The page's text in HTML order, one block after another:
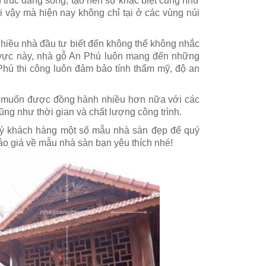
mà hiện nay không chỉ tại ở các vùng núi
nhà đầu tư biết đến không thể không nhắc
này, nhà gỗ An Phú luôn mang đến những
thi công luôn đảm bảo tính thẩm mỹ, độ an
được đồng hành nhiều hơn nữa với các
như thời gian và chất lượng công trình.
hàng một số mẫu nhà sàn đẹp để quý
giá về mẫu nhà sàn bạn yêu thích nhé!